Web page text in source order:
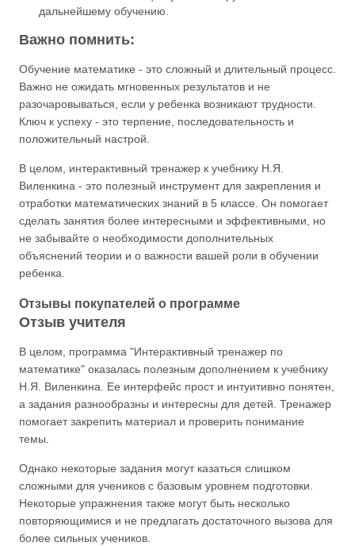
дальнейшему обучению.
Важно помнить:
Обучение математике - это сложный и длительный процесс.
Важно не ожидать мгновенных результатов и не
разочаровываться, если у ребенка возникают трудности.
Ключ к успеху - это терпение, последовательность и
положительный настрой.
В целом, интерактивный тренажер к учебнику Н.Я.
Виленкина - это полезный инструмент для закрепления и
отработки математических знаний в 5 классе. Он помогает
сделать занятия более интересными и эффективными, но
не забывайте о необходимости дополнительных
объяснений теории и о важности вашей роли в обучении
ребенка.
Отзывы покупателей о программе
Отзыв учителя
В целом, программа "Интерактивный тренажер по
математике" оказалась полезным дополнением к учебнику
Н.Я. Виленкина. Ее интерфейс прост и интуитивно понятен,
а задания разнообразны и интересны для детей. Тренажер
помогает закрепить материал и проверить понимание
темы.
Однако некоторые задания могут казаться слишком
сложными для учеников с базовым уровнем подготовки.
Некоторые упражнения также могут быть несколько
повторяющимися и не предлагать достаточного вызова для
более сильных учеников.